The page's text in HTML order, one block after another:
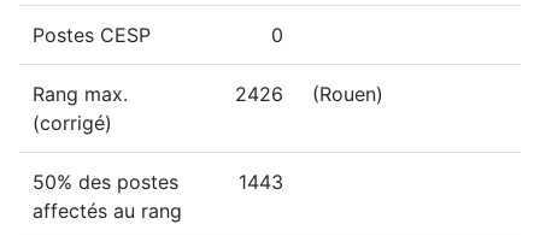
Postes CESP 0
Rang max.
(corrigé)
2426 (Rouen)
50% des postes
affectés au rang
1443